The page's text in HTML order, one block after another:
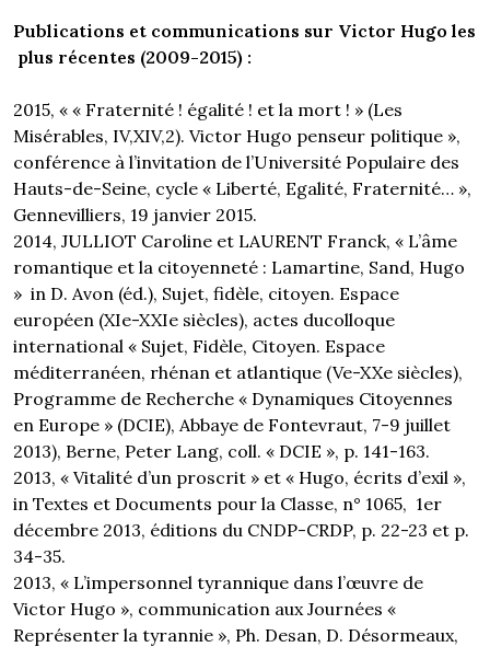
Publications et communications sur Victor Hugo les
plus récentes (2009-2015) :
2015, « « Fraternité ! égalité ! et la mort ! » (Les
Misérables, IV,XIV,2). Victor Hugo penseur politique »,
conférence à l’invitation de l’Université Populaire des
Hauts-de-Seine, cycle « Liberté, Egalité, Fraternité… »,
Gennevilliers, 19 janvier 2015.
2014, JULLIOT Caroline et LAURENT Franck, « L’âme
romantique et la citoyenneté : Lamartine, Sand, Hugo
» in D. Avon (éd.), Sujet, fidèle, citoyen. Espace
européen (XIe-XXIe siècles), actes ducolloque
international « Sujet, Fidèle, Citoyen. Espace
méditerranéen, rhénan et atlantique (Ve-XXe siècles),
Programme de Recherche « Dynamiques Citoyennes
en Europe » (DCIE), Abbaye de Fontevraut, 7-9 juillet
2013), Berne, Peter Lang, coll. « DCIE », p. 141-163.
2013, « Vitalité d’un proscrit » et « Hugo, écrits d’exil »,
in Textes et Documents pour la Classe, n° 1065, 1er
décembre 2013, éditions du CNDP-CRDP, p. 22-23 et p.
34-35.
2013, « L’impersonnel tyrannique dans l’œuvre de
Victor Hugo », communication aux Journées «
Représenter la tyrannie », Ph. Desan, D. Désormeaux,